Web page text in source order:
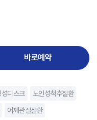
바로예약
성디스크 노인성척추질환
어깨관절질환